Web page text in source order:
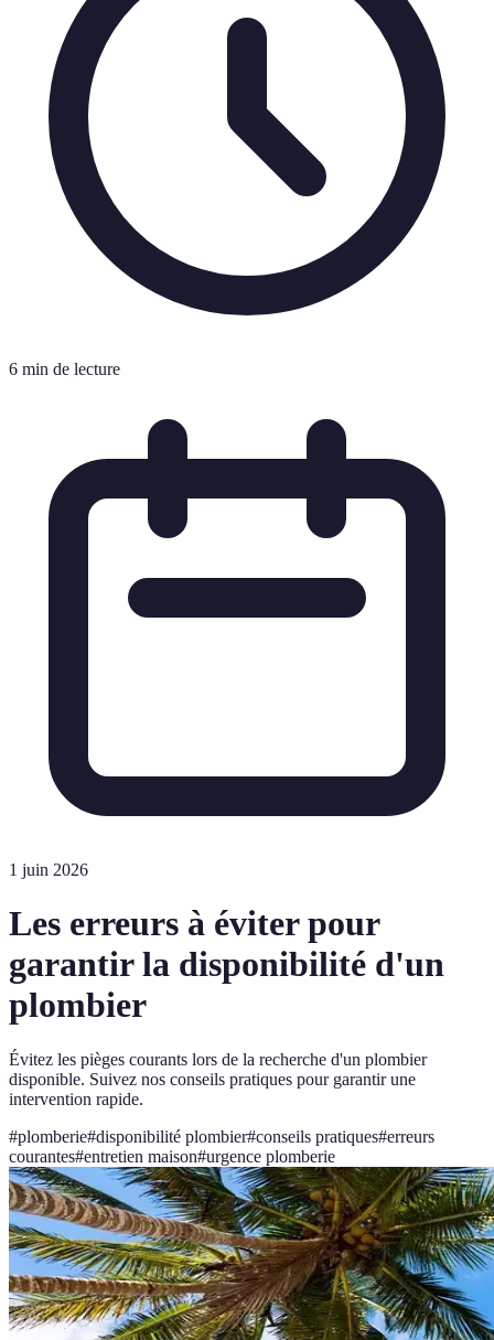
6 min de lecture
1 juin 2026
Les erreurs à éviter pour
garantir la disponibilité d'un
plombier
Évitez les pièges courants lors de la recherche d'un plombier
disponible. Suivez nos conseils pratiques pour garantir une
intervention rapide.
#plomberie#disponibilité plombier#conseils pratiques#erreurs
courantes#entretien maison#urgence plomberie